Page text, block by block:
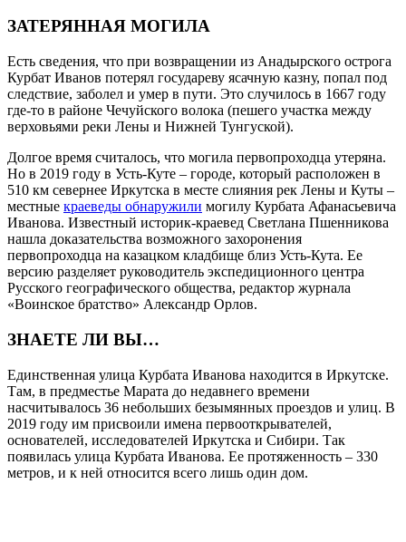
ЗАТЕРЯННАЯ МОГИЛА
Есть сведения, что при возвращении из Анадырского острога
Курбат Иванов потерял государеву ясачную казну, попал под
следствие, заболел и умер в пути. Это случилось в 1667 году
где-то в районе Чечуйского волока (пешего участка между
верховьями реки Лены и Нижней Тунгуской).
Долгое время считалось, что могила первопроходца утеряна.
Но в 2019 году в Усть-Куте – городе, который расположен в
510 км севернее Иркутска в месте слияния рек Лены и Куты –
местные краеведы обнаружили могилу Курбата Афанасьевича
Иванова. Известный историк-краевед Светлана Пшенникова
нашла доказательства возможного захоронения
первопроходца на казацком кладбище близ Усть-Кута. Ее
версию разделяет руководитель экспедиционного центра
Русского географического общества, редактор журнала
«Воинское братство» Александр Орлов.
ЗНАЕТЕ ЛИ ВЫ…
Единственная улица Курбата Иванова находится в Иркутске.
Там, в предместье Марата до недавнего времени
насчитывалось 36 небольших безымянных проездов и улиц. В
2019 году им присвоили имена первооткрывателей,
основателей, исследователей Иркутска и Сибири. Так
появилась улица Курбата Иванова. Ее протяженность – 330
метров, и к ней относится всего лишь один дом.